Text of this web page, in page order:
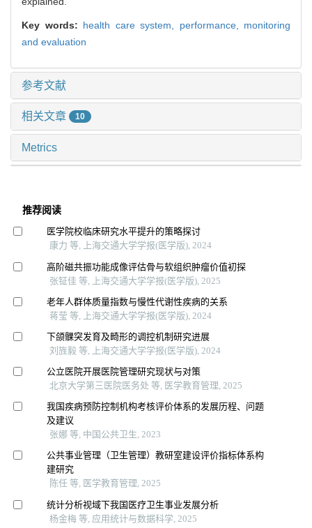
Key words: health care system, performance, monitoring
and evaluation
参考文献
相关文章 10
Metrics
推荐阅读
医学院校临床研究水平提升的策略探讨
康力 等, 上海交通大学学报(医学版), 2024
高阶磁共振功能成像评估骨与软组织肿瘤价值初探
张钲佳 等, 上海交通大学学报(医学版), 2025
老年人群体质量指数与慢性代谢性疾病的关系
蒋莹 等, 上海交通大学学报(医学版), 2024
下颌髁突发育及畸形的调控机制研究进展
刘旌毅 等, 上海交通大学学报(医学版), 2024
公立医院开展医院管理研究现状与对策
北京大学第三医院医务处 等, 医学教育管理, 2025
我国疾病预防控制机构考核评价体系的发展历程、问题
及建议
张娜 等, 中国公共卫生, 2023
公共事业管理（卫生管理）教研室建设评价指标体系构
建研究
陈任 等, 医学教育管理, 2025
统计分析视域下我国医疗卫生事业发展分析
杨金梅 等, 应用统计与数据科学, 2025